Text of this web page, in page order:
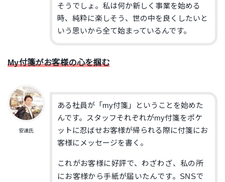
そうでしょ。私は何か新しく事業を始める
時、純粋に楽しそう、世の中を良くしたいと
いう思いから全て始まっているんです。
My付箋がお客様の心を掴む
安達氏
ある社員が「my付箋」ということを始めた
んです。スタッフそれぞれがmy付箋をポケ
ットに忍ばせお客様が帰られる際に付箋にお
客様にメッセージを書く。
これがお客様に好評で、わざわざ、私の所
にお客様から手紙が届いたんです。SNSで